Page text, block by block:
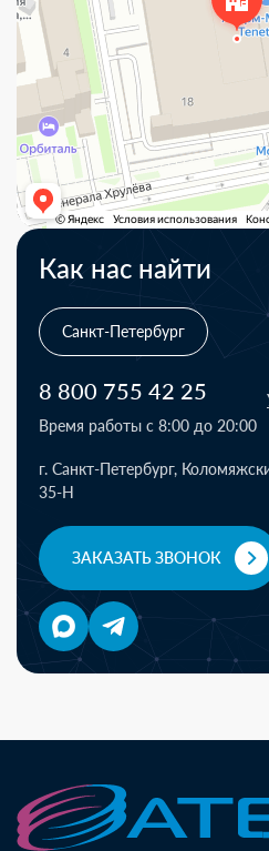
Как нас найти
Санкт-Петербург
8 800 755 42 25
Время работы с 8:00 до 20:00
г. Санкт-Петербург,
35-Н
ЗАКАЗАТЬ ЗВОНОК